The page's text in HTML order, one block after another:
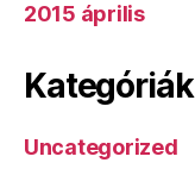
2015 április
Kategóriák
Uncategorized